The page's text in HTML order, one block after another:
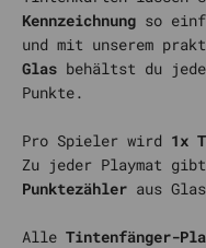
Kennzeichnung so
und mit unserem
Glas behältst du
Punkte.
Pro Spieler wird 1x
Zu jeder Playmat
Punktezähler aus Glas
Alle Tintenfänger-